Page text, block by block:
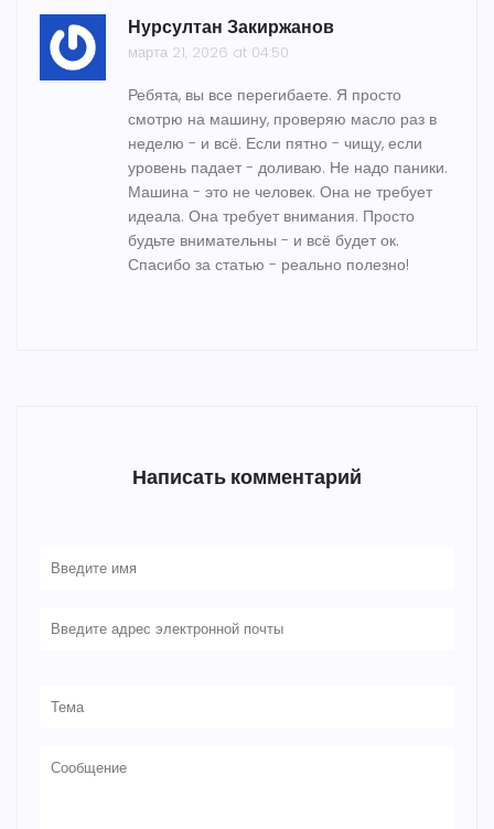
Нурсултан Закиржанов
марта 21, 2026 at 04:50
Ребята, вы все перегибаете. Я просто
смотрю на машину, проверяю масло раз в
неделю - и всё. Если пятно - чищу, если
уровень падает - доливаю. Не надо паники.
Машина - это не человек. Она не требует
идеала. Она требует внимания. Просто
будьте внимательны - и всё будет ок.
Спасибо за статью - реально полезно!
Написать комментарий